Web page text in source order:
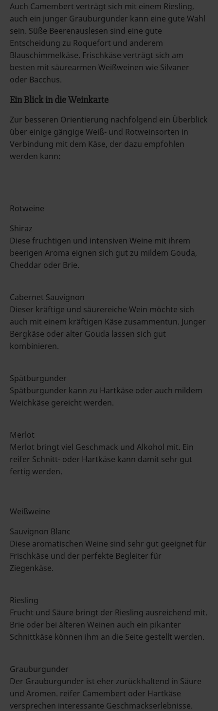
Auch Camembert verträgt sich mit einem Riesling,
auch ein junger Grauburgunder kann eine gute Wahl
sein. Süße Beerenauslesen sind eine gute
Entscheidung zu Roquefort und anderem
Blauschimmelkäse. Frischkäse verträgt sich am
besten mit säurearmen Weißweinen wie Silvaner
oder Bacchus.
Ein Blick in die Weinkarte
Zur besseren Orientierung nachfolgend ein Überblick
über einige gängige Weiß- und Rotweinsorten in
Verbindung mit dem Käse, der dazu empfohlen
werden kann:
Rotweine
Shiraz
Diese fruchtigen und intensiven Weine mit ihrem
beerigen Aroma eignen sich gut zu mildem Gouda,
Cheddar oder Brie.
Cabernet Sauvignon
Dieser kräftige und säurereiche Wein möchte sich
auch mit einem kräftigen Käse zusammentun. Junger
Bergkäse oder alter Gouda lassen sich gut
kombinieren.
Spätburgunder
Spätburgunder kann zu Hartkäse oder auch mildem
Weichkäse gereicht werden.
Merlot
Merlot bringt viel Geschmack und Alkohol mit. Ein
reifer Schnitt- oder Hartkäse kann damit sehr gut
fertig werden.
Weißweine
Sauvignon Blanc
Diese aromatischen Weine sind sehr gut geeignet für
Frischkäse und der perfekte Begleiter für
Ziegenkäse.
Riesling
Frucht und Säure bringt der Riesling ausreichend mit.
Brie oder bei älteren Weinen auch ein pikanter
Schnittkäse können ihm an die Seite gestellt werden.
Grauburgunder
Der Grauburgunder ist eher zurückhaltend in Säure
und Aromen. reifer Camembert oder Hartkäse
versprechen interessante Geschmackserlebnisse.